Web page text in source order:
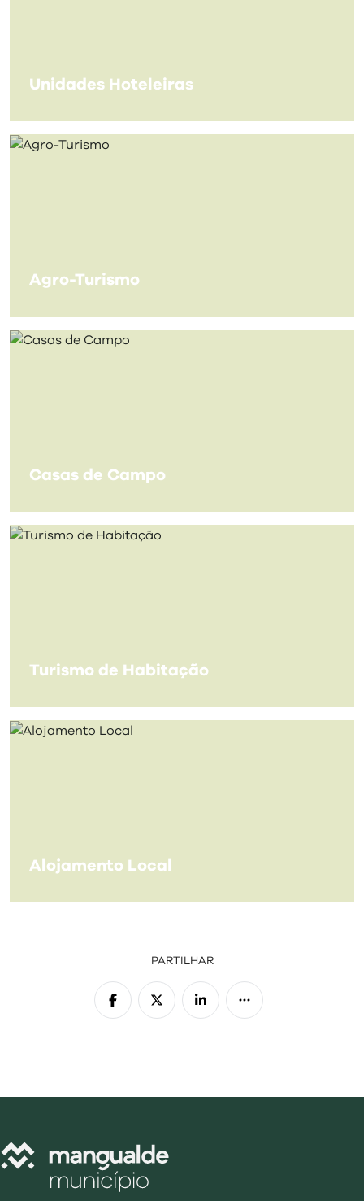
Unidades Hoteleiras
Agro-Turismo
Casas de Campo
Turismo de Habitação
Alojamento Local
PARTILHAR